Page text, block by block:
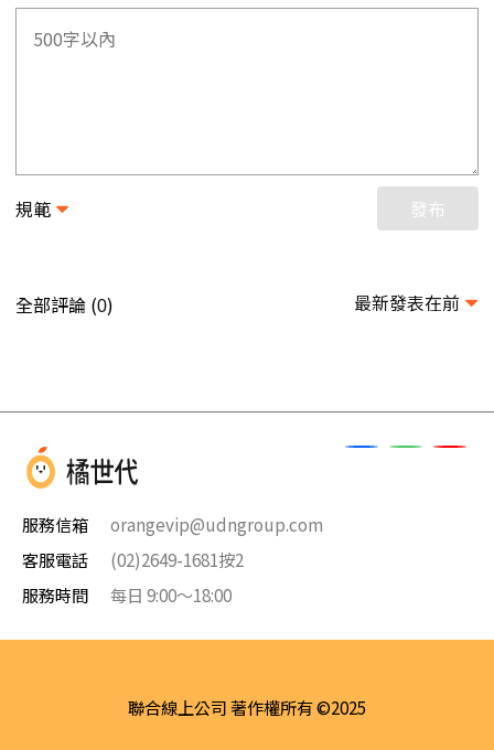
規範 發布
全部評論 (0) 最新發表在前
服務信箱
orangevip@udngroup.com
客服電話
(02)2649-1681按2
服務時間
每日 9:00～18:00
聯合線上公司 著作權所有 ©2025